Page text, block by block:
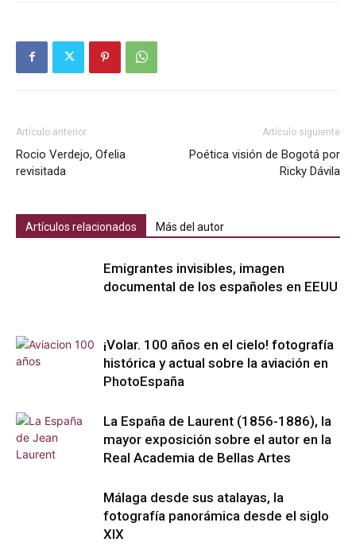
Artículo anterior
Rocio Verdejo, Ofelia
revisitada
Artículo siguiente
Poética visión de Bogotá por
Ricky Dávila
Artículos relacionados Más del autor
Emigrantes invisibles, imagen
documental de los españoles en EEUU
¡Volar. 100 años en el cielo! fotografía
histórica y actual sobre la aviación en
PhotoEspaña
La España de Laurent (1856-1886), la
mayor exposición sobre el autor en la
Real Academia de Bellas Artes
Málaga desde sus atalayas, la
fotografía panorámica desde el siglo
XIX